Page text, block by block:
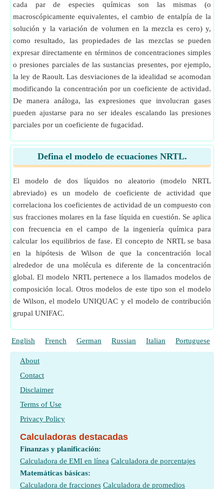
cada par de especies químicas son las mismas (o
macroscópicamente equivalentes, el cambio de entalpía de la
solución y la variación de volumen en la mezcla es cero) y,
como resultado, las propiedades de las mezclas se pueden
expresar directamente en términos de concentraciones simples
o presiones parciales de las sustancias presentes, por ejemplo,
la ley de Raoult. Las desviaciones de la idealidad se acomodan
modificando la concentración por un coeficiente de actividad.
De manera análoga, las expresiones que involucran gases
pueden ajustarse para no ser ideales escalando las presiones
parciales por un coeficiente de fugacidad.
Defina el modelo de ecuaciones NRTL.
El modelo de dos líquidos no aleatorio (modelo NRTL
abreviado) es un modelo de coeficiente de actividad que
correlaciona los coeficientes de actividad de un compuesto con
sus fracciones molares en la fase líquida en cuestión. Se aplica
con frecuencia en el campo de la ingeniería química para
calcular los equilibrios de fase. El concepto de NRTL se basa
en la hipótesis de Wilson de que la concentración local
alrededor de una molécula es diferente de la concentración
global. El modelo NRTL pertenece a los llamados modelos de
composición local. Otros modelos de este tipo son el modelo
de Wilson, el modelo UNIQUAC y el modelo de contribución
grupal UNIFAC.
English French German Russian Italian Portuguese
About
Contact
Disclaimer
Terms of Use
Privacy Policy
Calculadoras destacadas
Finanzas y planificación:
Calculadora de EMI en línea Calculadora de porcentajes
Matemáticas básicas:
Calculadora de fracciones Calculadora de promedios